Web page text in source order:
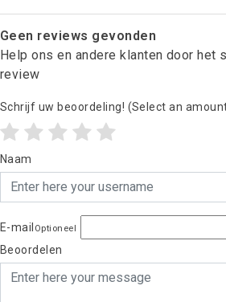
Geen reviews gevonden
Help ons en andere klanten door het
review
Schrijf uw beoordeling! (Select an
Naam
E-mail Optioneel
Beoordelen